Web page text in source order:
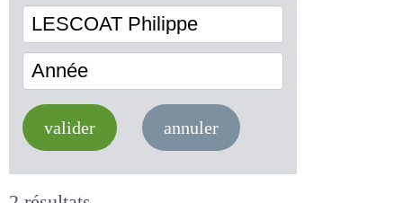
LESCOAT Philippe
valider annuler